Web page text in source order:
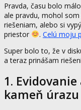
Pravda, času bolo
ale pravdu, mohol
riešeniam, alebo si
priestor
. Celú moju
Super bolo to, že v
a teraz prinášam
1.
kameň úrazu